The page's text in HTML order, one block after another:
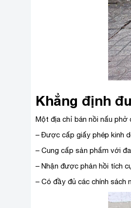
Khẳng định
Một địa chỉ bán nồi nấu
– Được cấp giấy phép kinh
– Cung cấp sản phẩm với
– Nhận được phản hồi tích
– Có đầy đủ các chính sách